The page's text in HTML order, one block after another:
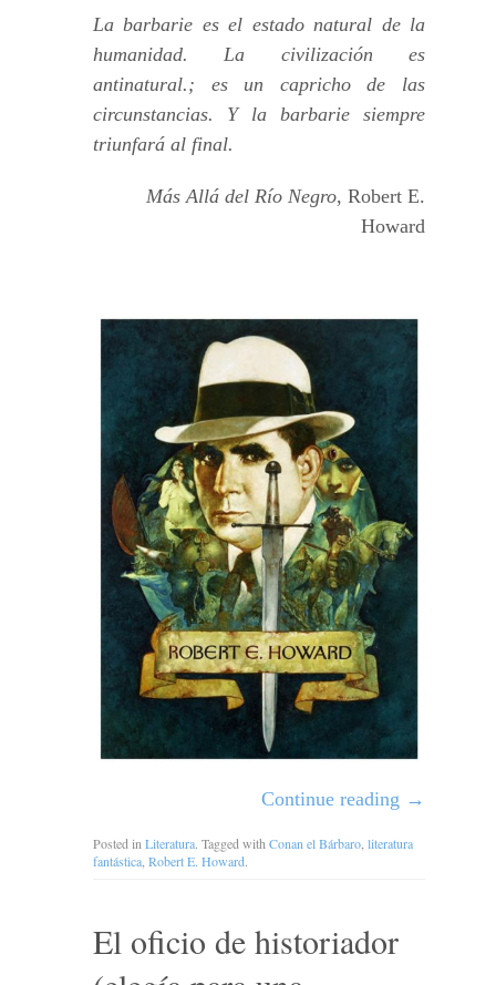
La barbarie es el estado natural de la
humanidad. La civilización es
antinatural.; es un capricho de las
circunstancias. Y la barbarie siempre
triunfará al final.
Más Allá del Río Negro, Robert E.
Howard
Continue reading →
Posted in Literatura. Tagged with Conan el Bárbaro literatura
fantástica Robert E. Howard.
El oficio de historiador